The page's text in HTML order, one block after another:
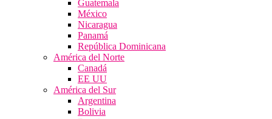
Guatemala
México
Nicaragua
Panamá
República Dominicana
América del Norte
Canadá
EE UU
América del Sur
Argentina
Bolivia